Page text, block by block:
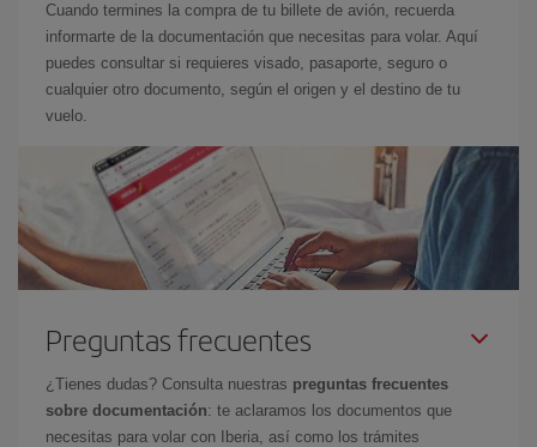
Cuando termines la compra de tu billete de avión, recuerda
informarte de la documentación que necesitas para volar. Aquí
puedes consultar si requieres visado, pasaporte, seguro o
cualquier otro documento, según el origen y el destino de tu
vuelo.
Preguntas frecuentes
¿Tienes dudas? Consulta nuestras preguntas frecuentes
sobre documentación: te aclaramos los documentos que
necesitas para volar con Iberia, así como los trámites